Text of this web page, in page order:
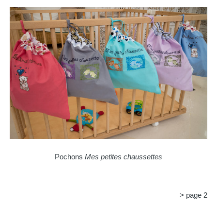
Pochons Mes petites chaussettes
> page 2